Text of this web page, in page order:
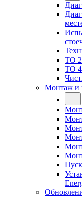
ТО
ТО
Монтаж и